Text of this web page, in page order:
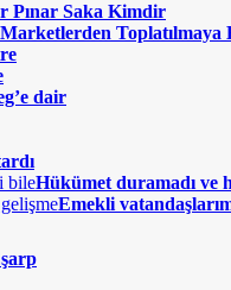
Pınar Saka Kimdir
Marketlerden Toplatılmaya
dair
Hükümet duramadı ve
Emekli